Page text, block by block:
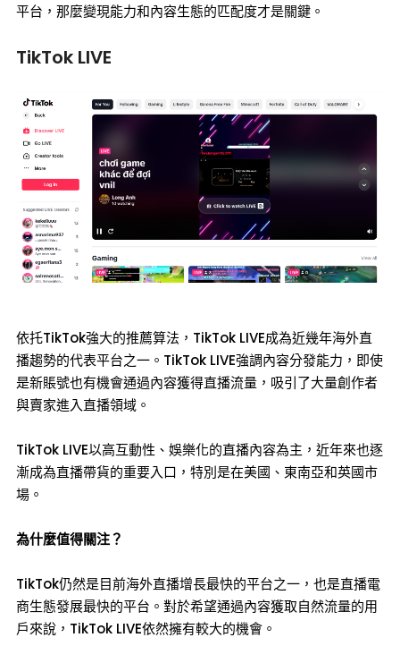
平台，那麼變現能力和內容生態的匹配度才是關鍵。
TikTok LIVE
依托TikTok強大的推薦算法，TikTok LIVE成為近幾年海外直
播趨勢的代表平台之一。TikTok LIVE強調內容分發能力，即使
是新賬號也有機會通過內容獲得直播流量，吸引了大量創作者
與賣家進入直播領域。
TikTok LIVE以高互動性、娛樂化的直播內容為主，近年來也逐
漸成為直播帶貨的重要入口，特別是在美國、東南亞和英國市
場。
為什麼值得關注？
TikTok仍然是目前海外直播增長最快的平台之一，也是直播電
商生態發展最快的平台。對於希望通過內容獲取自然流量的用
戶來說，TikTok LIVE依然擁有較大的機會。